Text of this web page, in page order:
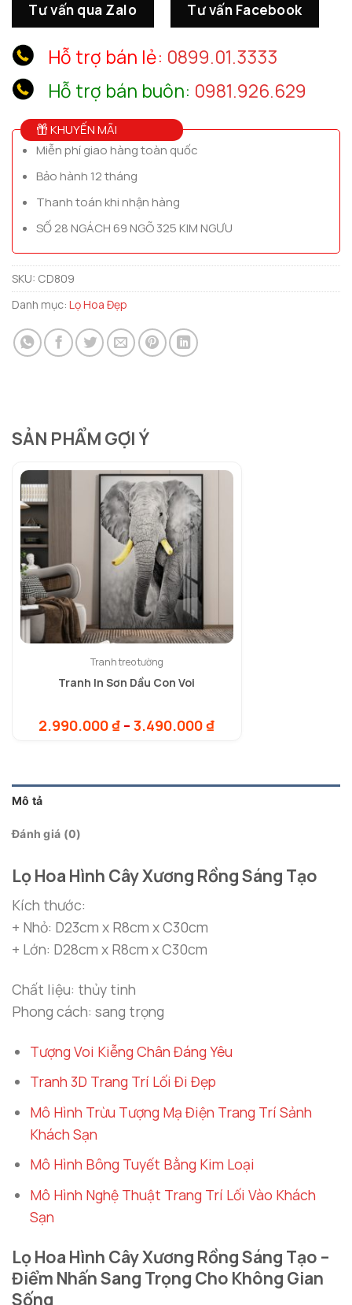
Tư vấn qua Zalo Tư vấn Facebook
Hỗ trợ bán lẻ: 0899.01.3333
Hỗ trợ bán buôn: 0981.926.629
KHUYẾN MÃI
Miễn phí giao hàng toàn quốc
Bảo hành 12 tháng
Thanh toán khi nhận hàng
SỐ 28 NGÁCH 69 NGÕ 325 KIM NGƯU
SKU: CD809
Danh mục: Lọ Hoa Đẹp
SẢN PHẨM GỢI Ý
Tranh treo tường
Tranh In Sơn Dầu Con Voi
2.990.000₫ – 3.490.000₫Khoảng
3.490.000 ₫
Mô tả
Đánh giá (0)
Lọ Hoa Hình Cây Xương Rồng Sáng Tạo
Kích thước:
+ Nhỏ: D23cm x R8cm x C30cm
+ Lớn: D28cm x R8cm x C30cm
Chất liệu: thủy tinh
Phong cách: sang trọng
Tượng Voi Kiễng Chân Đáng Yêu
Tranh 3D Trang Trí Lối Đi Đẹp
Mô Hình Trừu Tượng Mạ Điện Trang Trí Sảnh
Khách Sạn
Mô Hình Bông Tuyết Bằng Kim Loại
Mô Hình Nghệ Thuật Trang Trí Lối Vào Khách
Sạn
Lọ Hoa Hình Cây Xương Rồng Sáng Tạo –
Điểm Nhấn Sang Trọng Cho Không Gian
Sống